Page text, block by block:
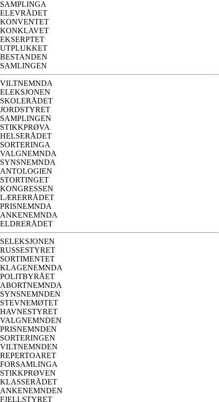
SAMPLINGA
ELEVRÅDET
KONVENTET
KONKLAVET
EKSERPTET
UTPLUKKET
BESTANDEN
SAMLINGEN
VILTNEMNDA
ELEKSJONEN
SKOLERÅDET
JORDSTYRET
SAMPLINGEN
STIKKPRØVA
HELSERÅDET
SORTERINGA
VALGNEMNDA
SYNSNEMNDA
ANTOLOGIEN
STORTINGET
KONGRESSEN
LÆRERRÅDET
PRISNEMNDA
ANKENEMNDA
ELDRERÅDET
SELEKSJONEN
RUSSESTYRET
SORTIMENTET
KLAGENEMNDA
POLITBYRÅET
ABORTNEMNDA
SYNSNEMNDEN
STEVNEMØTET
HAVNESTYRET
VALGNEMNDEN
PRISNEMNDEN
SORTERINGEN
VILTNEMNDEN
REPERTOARET
FORSAMLINGA
STIKKPRØVEN
KLASSERÅDET
ANKENEMNDEN
FJELLSTYRET